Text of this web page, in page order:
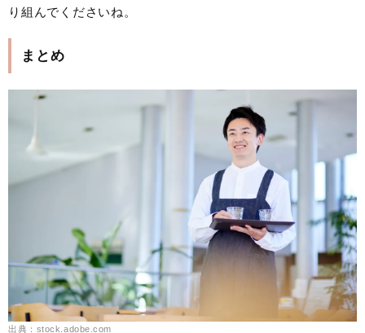
り組んでくださいね。
まとめ
出典：stock.adobe.com